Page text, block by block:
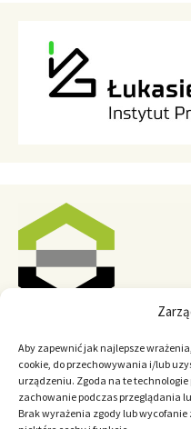
Aby zapewnić jak najlepsze
cookie, do przechowywania i/lub
urządzeniu. Zgoda na te
zachowanie podczas przeglądania
Brak wyrażenia zgody lub wycofanie